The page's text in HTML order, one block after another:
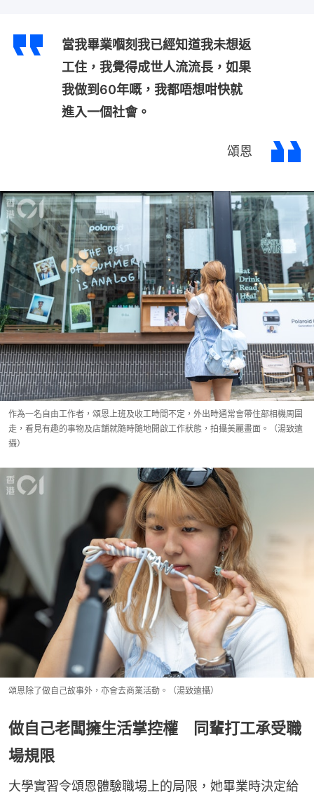
當我畢業嗰刻我已經知道我未想返
工住，我覺得成世人流流長，如果
我做到60年嘅，我都唔想咁快就
進入一個社會。
頌恩
作為一名自由工作者，頌恩上班及收工時間不定，外出時通常會帶住部相機周圍
走，看見有趣的事物及店舖就隨時隨地開啟工作狀態，拍攝美麗畫面。（湯致遠
攝）
頌恩除了做自己故事外，亦會去商業活動。（湯致遠攝）
做自己老闆擁生活掌控權 同輩打工承受職
場規限
大學實習令頌恩體驗職場上的局限，她畢業時決定給